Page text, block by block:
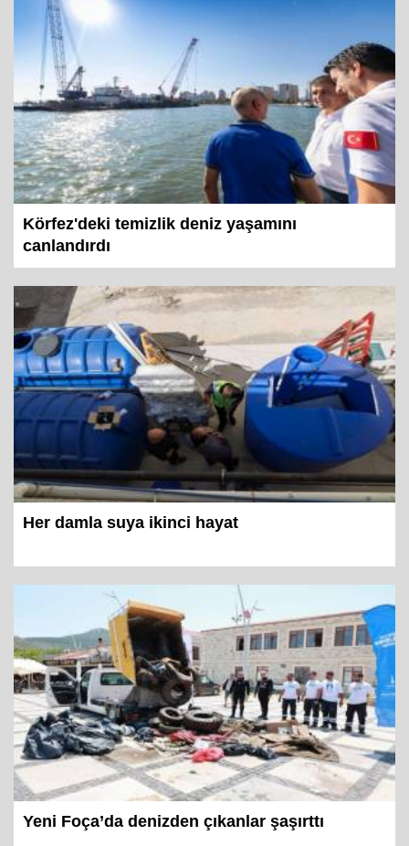
Körfez'deki temizlik deniz yaşamını
canlandırdı
Her damla suya ikinci hayat
Yeni Foça’da denizden çıkanlar şaşırttı